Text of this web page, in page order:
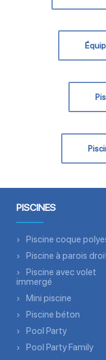
PISCINES
Piscine coque
Piscine à parois
Piscine avec volet
immergé
Mini piscine
Piscine béton
Pool Party
Pool Party Family